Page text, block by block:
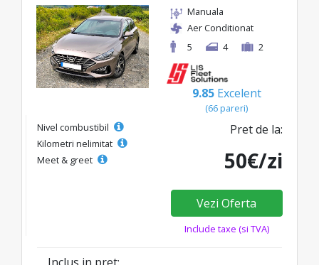
Manuala
Aer Conditionat
5
4 2
9.85 Excelent
(66 pareri)
Nivel combustibil
Kilometri nelimitat
Meet & greet
Pret de la:
50€/zi
Vezi Oferta
Include taxe (si TVA)